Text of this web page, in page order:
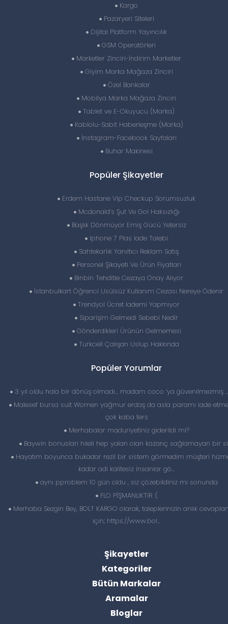
Kargo
Pazaryeri Siteleri
Dijital Platform Yayıncılık
GSM Operatörleri
Marketler Zinciri-İndirim Marketler
Giyim Marka Mağaza Zinciri
Özel Bankalar
Mobilya Marka Mağaza Zinciri
Tablet ve E-Okuyucu (Marka)
Kablolu-Sabit Haberleşme (Marka)
İnstagram-Facebook Sayfaları
Buhar Makinesi
Popüler Şikayetler
Erdem Hastane Vip Checkup Sorumsuzluk
Mcdonald’s Şut Ve Gol Haksızlığı
Başlık Dönmüyor Emiş Gücü Yetersiz
Iphone 7 Plas Iade Talebi
Sahtekarlık Yanıltıcı Reklam Satış
Personel Şikayeti Ve Ürün Fiyatları
Binbin Tehditle Cezaya Onay Alıyor
İstanbulkart Öğrenci Usülsüz Kullanım Cezası Nereye Ödenir
Trendyol Ücret Iademi Yapmıyor
Siparişim Gelmedi Sebebi Nedir
Gönderdikleri Ürünün Gelmemesi
Turkcell Çalışan Uslup Hakkında
Popüler Yorumlar
3 yıl oldu hala bir dönüş olmadı… madam coco ‘ya güvenilmezmiş
Malesef bursa suit Women yağmur erdaş da asla paramı iade
çok kaba ters
Merhabalar maduriyetiniz giderildi mi?
Baywin bonuslari hileli hep yalan olan kazanç sağlamayan bir
Hayatım boyunca bukadar rezil bir sistem görmedim müşteri
kadar adi kalitesiz insanlar gö...
aynı pproblem 10 gün oldu , siz çözebildiniz mi sonunda
FLO PİŞMANLIKTIR :(
Merhaba Sezgin Bey, BOLT KARGO olarak, taleplerinizin anlık
için; https://www.bol...
Şikayetler
Kategoriler
Bütün Markalar
Aramalar
Bloglar